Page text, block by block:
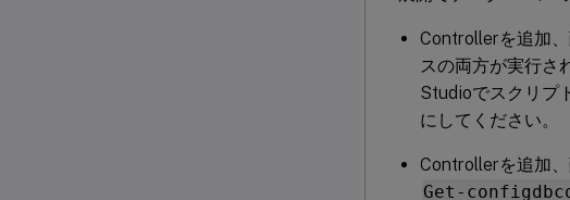
Controllerを追加
スの両方が実行さ
Studioでスクリプ
にしてください。
Controllerを追加
Get-